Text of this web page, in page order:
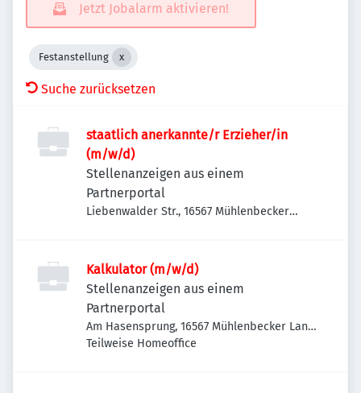
Jetzt Jobalarm aktivieren!
Festanstellung
Suche zurücksetzen
staatlich anerkannte/r Erzieher/in
(m/w/d)
Stellenanzeigen aus einem
Partnerportal
Liebenwalder Str., 16567 Mühlenbecker
Kalkulator (m/w/d)
Stellenanzeigen aus einem
Partnerportal
Am Hasensprung, 16567 Mühlenbecker Land-
Mühlenbeck, Deutschland
Teilweise Homeoffice